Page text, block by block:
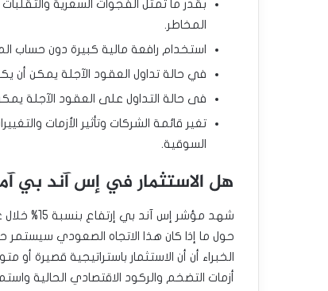
بقدر ما تمثل الفجوات السعرية
المخاطر.
استخدام رافعة مالية كبيرة دون حساب
في حالة تداول العقود الآجلة يمكن أن
فى حالة التداول على العقود الآجلة
تغير قائمة الشركات وتأثير الأزمات
السوقية.
هل الاستثمار في إس آند بي
حول ما إذا كان هذا الاتجاه الصعودي سيستمر
الخبراء أن أن الاستثمار باستراتيجية
أزمات التضخم والركود الاقتصادي الحالية